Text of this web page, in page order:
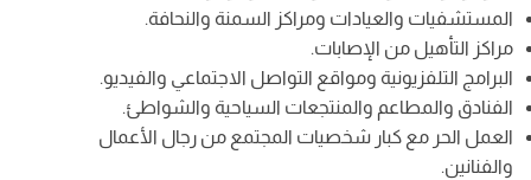
المستشفيات والعيادات ومراكز السمنة والنحافة.
مراكز التأهيل من الإصابات.
البرامج التلفزيونية ومواقع التواصل الاجتماعي والفيديو.
الفنادق والمطاعم والمنتجعات السياحية والشواطئ.
العمل الحر مع كبار شخصيات المجتمع من رجال الأعمال
والفنانين.